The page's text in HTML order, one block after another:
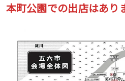
本町公園での出店はあり